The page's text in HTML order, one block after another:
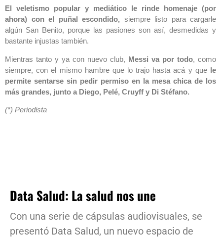
El veletismo popular y mediático le rinde homenaje (por
ahora) con el puñal escondido, siempre listo para cargarle
algún San Benito, porque las pasiones son así, desmedidas y
bastante injustas también.
Mientras tanto y ya con nuevo club, Messi va por todo, como
siempre, con el mismo hambre que lo trajo hasta acá y que le
permite sentarse sin pedir permiso en la mesa chica de los
más grandes, junto a Diego, Pelé, Cruyff y Di Stéfano.
(*) Periodista
Data Salud: La salud nos une
Con una serie de cápsulas audiovisuales, se
presentó Data Salud, un nuevo espacio de